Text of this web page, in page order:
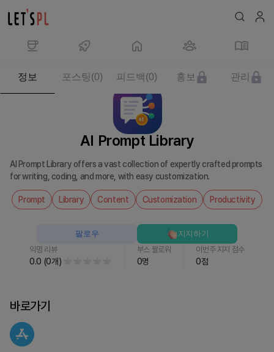
서
Library
AI Prompt Library
AI Prompt Library offers a vast collection of expertly crafted prompts
for writing, coding, and more, with easy customization.
Prompt Library Content Customization Productivity
익명 리뷰
0.0 (0개)
부스 팔로워
0명
이번주 지지 점수
0점
팔로우 지지하기
정보 포스팅(0) 피드백 (0) 홍보 관리
바로가기